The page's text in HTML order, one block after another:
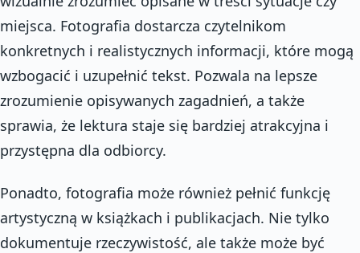
miejsca. Fotografia dostarcza czytelnikom
konkretnych i realistycznych informacji, które mogą
wzbogacić i uzupełnić tekst. Pozwala na lepsze
zrozumienie opisywanych zagadnień, a także
sprawia, że lektura staje się bardziej atrakcyjna i
przystępna dla odbiorcy.
Ponadto, fotografia może również pełnić funkcję
artystyczną w książkach i publikacjach. Nie tylko
dokumentuje rzeczywistość, ale także może być